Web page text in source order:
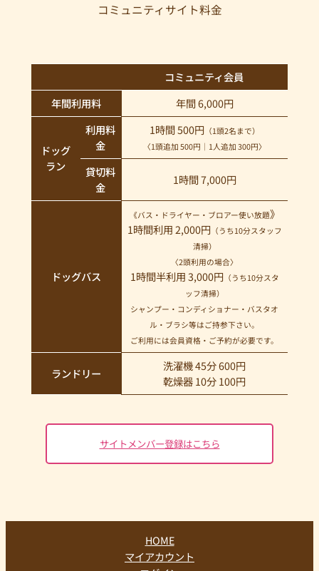
コミュニティサイト料金
コミュニティ会員
年間利用料
年間 6,000円
ドッグ
ラン
利用料
金
1時間 500円 （1頭2名まで）
〈1頭追加 500円｜1人追加 300円〉
貸切料
金
1時間 7,000円
ドッグバス
《バス・ドライヤー・ブロアー使い放題》
1時間利用 2,000円 （うち10分スタッフ
清掃）
〈2頭利用の場合〉
1時間半利用 3,000円 （うち10分スタ
ッフ清掃）
シャンプー・コンディショナー・バスタオ
ル・ブラシ等はご持参下さい。
ご利用には会員資格・ご予約が必要です。
ランドリー
洗濯機 45分 600円
乾燥器 10分 100円
サイトメンバー登録はこちら
HOME
マイアカウント